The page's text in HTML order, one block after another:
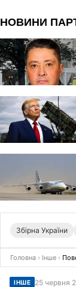
Збірна України
Головна › Інше ›
ІНШЕ 25 червня